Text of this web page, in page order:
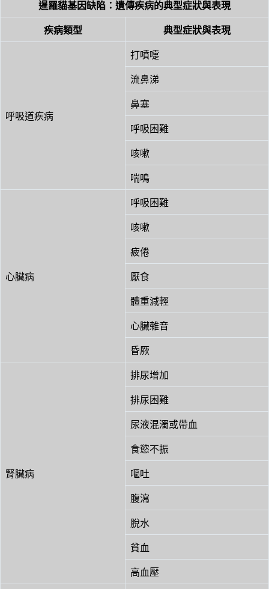
暹羅貓基因缺陷：遺傳疾病的典型症狀與表現
疾病類型 典型症狀與表現
呼吸道疾病
打噴嚏
流鼻涕
鼻塞
呼吸困難
咳嗽
喘鳴
心臟病
呼吸困難
咳嗽
疲倦
厭食
體重減輕
心臟雜音
昏厥
腎臟病
排尿增加
排尿困難
尿液混濁或帶血
食慾不振
嘔吐
腹瀉
脫水
貧血
高血壓